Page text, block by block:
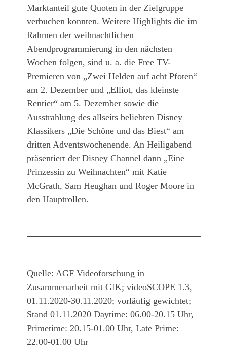
Marktanteil gute Quoten in der Zielgruppe
verbuchen konnten. Weitere Highlights die im
Rahmen der weihnachtlichen
Abendprogrammierung in den nächsten
Wochen folgen, sind u. a. die Free TV-
Premieren von „Zwei Helden auf acht Pfoten“
am 2. Dezember und „Elliot, das kleinste
Rentier“ am 5. Dezember sowie die
Ausstrahlung des allseits beliebten Disney
Klassikers „Die Schöne und das Biest“ am
dritten Adventswochenende. An Heiligabend
präsentiert der Disney Channel dann „Eine
Prinzessin zu Weihnachten“ mit Katie
McGrath, Sam Heughan und Roger Moore in
den Hauptrollen.
Quelle: AGF Videoforschung in
Zusammenarbeit mit GfK; videoSCOPE 1.3,
01.11.2020-30.11.2020; vorläufig gewichtet;
Stand 01.11.2020 Daytime: 06.00-20.15 Uhr,
Primetime: 20.15-01.00 Uhr, Late Prime:
22.00-01.00 Uhr